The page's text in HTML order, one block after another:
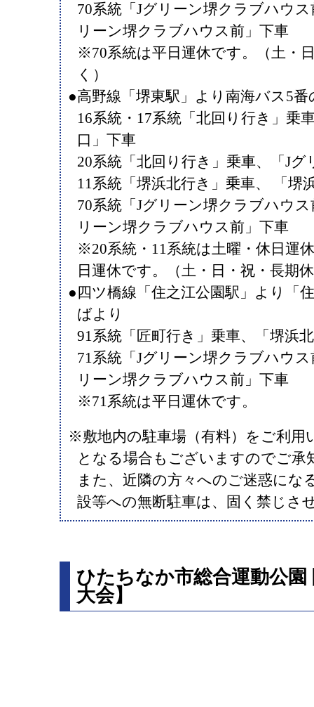
70系統「Jグリーン堺クラブハウ
リーン堺クラブハウス前」下車
※70系統は平日運休です。（土・
く）
●高野線「堺東駅」より南海バス5
16系統・17系統「北回り行き」乗
口」下車
20系統「北回り行き」乗車、「Jグ
11系統「堺浜北行き」乗車、 「堺
70系統「Jグリーン堺クラブハウ
リーン堺クラブハウス前」下車
※20系統・11系統は土曜・休日運
日運休です。（土・日・祝・長期
●四ツ橋線「住之江公園駅」より「
ばより
91系統「匠町行き」乗車、「堺浜
71系統「Jグリーン堺クラブハウ
リーン堺クラブハウス前」下車
※71系統は平日運休です。
※敷地内の駐車場（有料）をご利用
となる場合もございますのでご承
また、近隣の方々へのご迷惑にな
設等への無断駐車は、固く禁じさ
ひたちなか市総合運動公園
大会】